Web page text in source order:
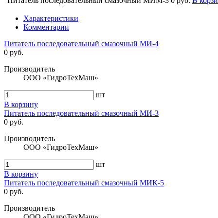
Характеристики
Комментарии
Питатель последовательный смазочный МИ-4
0 руб.
Производитель
ООО «ГидроТехМаш»
шт
В корзину
Питатель последовательный смазочный МИ-3
0 руб.
Производитель
ООО «ГидроТехМаш»
шт
В корзину
Питатель последовательный смазочный МИК-5
0 руб.
Производитель